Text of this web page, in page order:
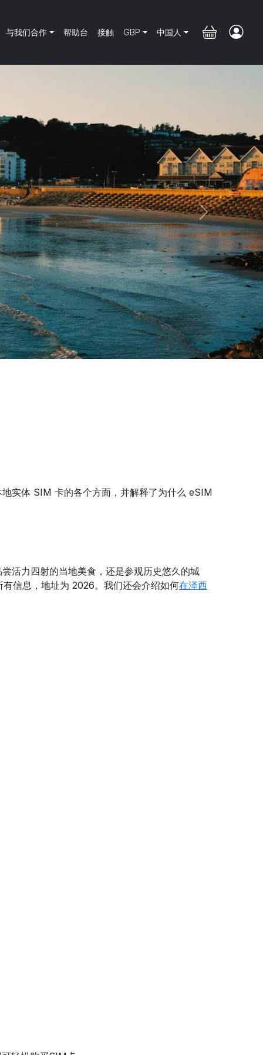
与我们合作 帮助台 接触 GBP 中国人
Next
实体 SIM 卡的各个方面，并解释了为什么 eSIM
活力四射的当地美食，还是参观历史悠久的城
信息，地址为 2026。我们还会介绍如何在泽西